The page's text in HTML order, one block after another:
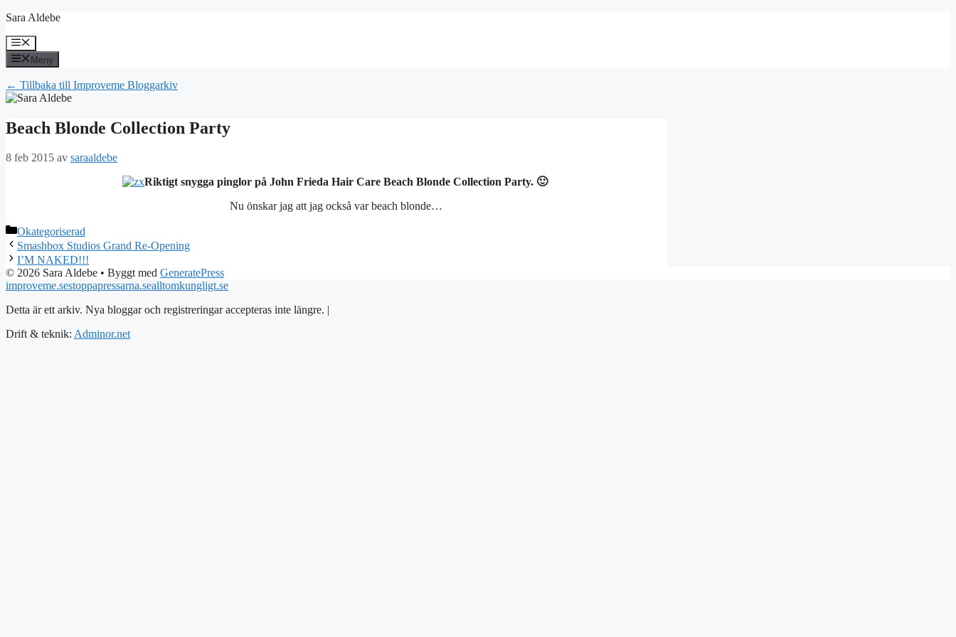
Hoppa
innehåll
Sara Aldebe
Meny
Meny
← Tillbaka till Improveme Bloggarkiv
Beach Blonde Collection Party
8 feb 2015 av saraaldebe
Riktigt snygga pinglor på John Frieda Hair Care Beach Blonde Collection Party. 🙂
Nu önskar jag att jag också var beach blonde…
Kategorier
Okategoriserad
Smashbox Studios Grand Re-Opening
I’M NAKED!!!
© 2026 Sara Aldebe • Byggt med GeneratePress
improveme.sestoppapressarna.sealltomkungligt.se
Detta är ett arkiv. Nya bloggar och registreringar accepteras inte längre. |
Drift & teknik: Adminor.net